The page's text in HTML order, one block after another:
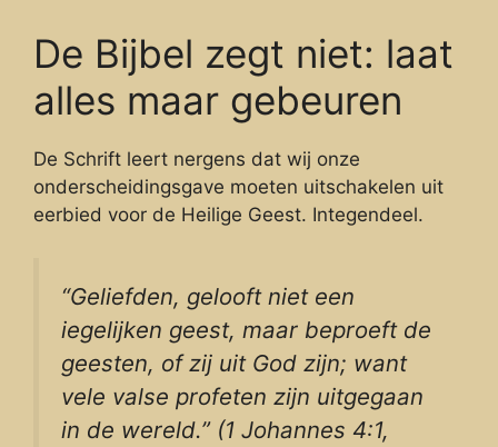
De Bijbel zegt niet: laat
alles maar gebeuren
De Schrift leert nergens dat wij onze
onderscheidingsgave moeten uitschakelen uit
eerbied voor de Heilige Geest. Integendeel.
“Geliefden, gelooft niet een
iegelijken geest, maar beproeft de
geesten, of zij uit God zijn; want
vele valse profeten zijn uitgegaan
in de wereld.” (1 Johannes 4:1,